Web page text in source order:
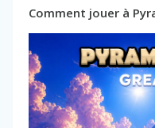
Comment jouer à